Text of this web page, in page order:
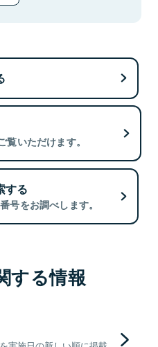
いただけます。
する
号をお調べします。
する情報